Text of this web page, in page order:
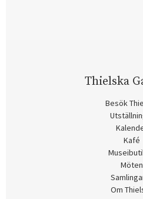
Thielska
Besök
Kafé
Möten
Om